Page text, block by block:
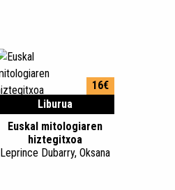
Liburua
16€
Euskal mitologiaren
hiztegitxoa
Leprince Dubarry, Oksana